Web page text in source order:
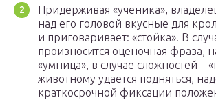
Придерживая «ученика»,
над его головой вкусные для
и приговаривает: «стойка». В
произносится оценочная фраза,
«умница», в случае сложностей –
животному удается подняться,
краткосрочной фиксации